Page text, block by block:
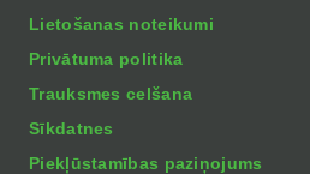
Lietošanas noteikumi
Privātuma politika
Trauksmes celšana
Sīkdatnes
Piekļūstamības paziņojums